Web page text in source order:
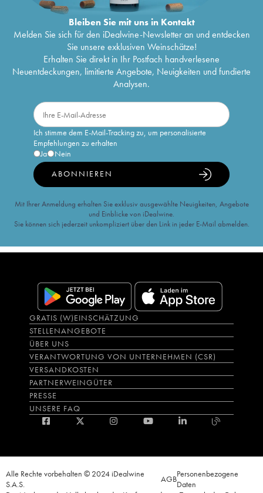
Bleiben Sie mit uns in Kontakt
Melden Sie sich für den iDealwine-Newsletter an und entdecken
Sie unsere exklusiven Weinschätze!
Erhalten Sie direkt in Ihr Postfach handverlesene
Neuentdeckungen, limitierte Angebote, Neuigkeiten und fundierte
Analysen.
Ich stimme dem E-Mail-Tracking zu, um personalisierte
Empfehlungen zu erhalten
Ja
Nein
ABONNIEREN
Mit Ihrer Anmeldung erhalten Sie exklusiv ausgewählte Neuigkeiten, Angebote
und Einblicke von iDealwine.
Sie können sich jederzeit unkompliziert über den Link in jeder E-Mail abmelden.
GRATIS (W)EINSCHÄTZUNG
STELLENANGEBOTE
ÜBER UNS
VERANTWORTUNG VON UNTERNEHMEN (CSR)
VERSANDKOSTEN
PARTNERWEINGÜTER
PRESSE
UNSERE FAQ
Alle Rechte vorbehalten © 2024 iDealwine
S.A.S.
AGBPersonenbezogene
Daten